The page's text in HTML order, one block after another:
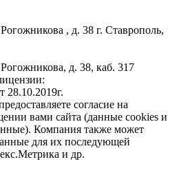
, д. 38 г. Ставрополь,
д. 38, каб. 317
28.10.2019г.
согласие на
вами сайта (данные cookies и
Компания также может
для их последующей
и др.